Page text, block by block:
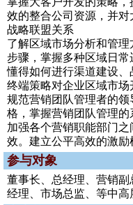
效的整合公司资源，并
战略联盟关系
了解区域市场分析和管
步骤，掌握多种区域日常
懂得如何进行渠道建设
终端策略对企业区域市场
规范营销团队管理者的
格，掌握营销团队管理的
加强各个营销职能部门
效。建立公平高效的激励
参与对象
董事长、总经理、营销
经理、市场总监、等中高